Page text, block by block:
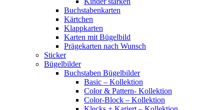
Buchstabenkarten
Kärtchen
Klappkarten
Karten mit Bügelbild
Prägekarten nach Wunsch
Sticker
Bügelbilder
Buchstaben Bügelbilder
Basic – Kollektion
Color & Pattern- Kollektion
Color-Block – Kollektion